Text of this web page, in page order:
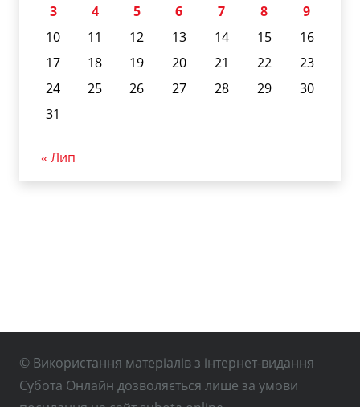
3
4 5 6 7 8
9
10
11 12 13 14 15
16
17
18 19 20 21 22
23
24
25 26 27 28 29
30
31
« Лип
© Використання матеріалів з інтернет-видання
Субота Онлайн дозволяється лише за умови